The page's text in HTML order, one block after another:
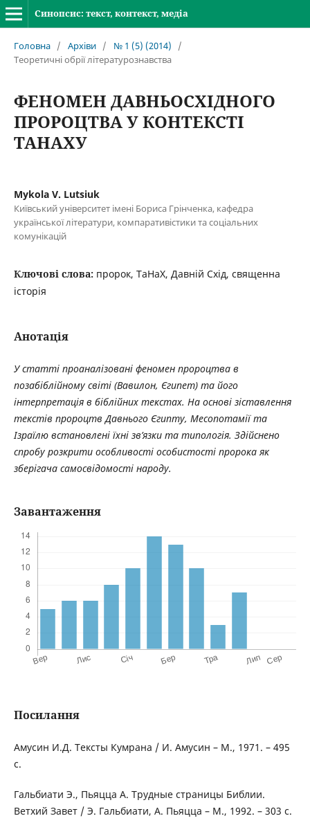
Синопсис: текст, контекст, медіа
Головна / Архіви / № 1 (5) (2014)
/
Теоретичні обрії літературознавства
ФЕНОМЕН ДАВНЬОСХІДНОГО
ПРОРОЦТВА У КОНТЕКСТІ
ТАНАХУ
Mykola V. Lutsiuk
Київський університет імені Бориса Грінченка, кафедра
української літератури, компаративістики та соціальних
комунікацій
Ключові слова: пророк, ТаНаХ, Давній Схід, священна
історія
Анотація
У статті проаналізовані феномен пророцтва в
позабіблійному світі (Вавилон, Єгипет) та його
інтерпретація в біблійних текстах. На основі зіставлення
текстів пророцтв Давнього Єгипту, Месопотамії та
Ізраїлю встановлені їхні зв’язки та типологія. Здійснено
спробу розкрити особливості особистості пророка як
зберігача самосвідомості народу.
Завантаження
Посилання
Амусин И.Д. Тексты Кумрана / И. Амусин – М., 1971. – 495
с.
Гальбиати Э., Пьяцца А. Трудные страницы Библии.
Ветхий Завет / Э. Гальбиати, А. Пьяцца – М., 1992. – 303 с.